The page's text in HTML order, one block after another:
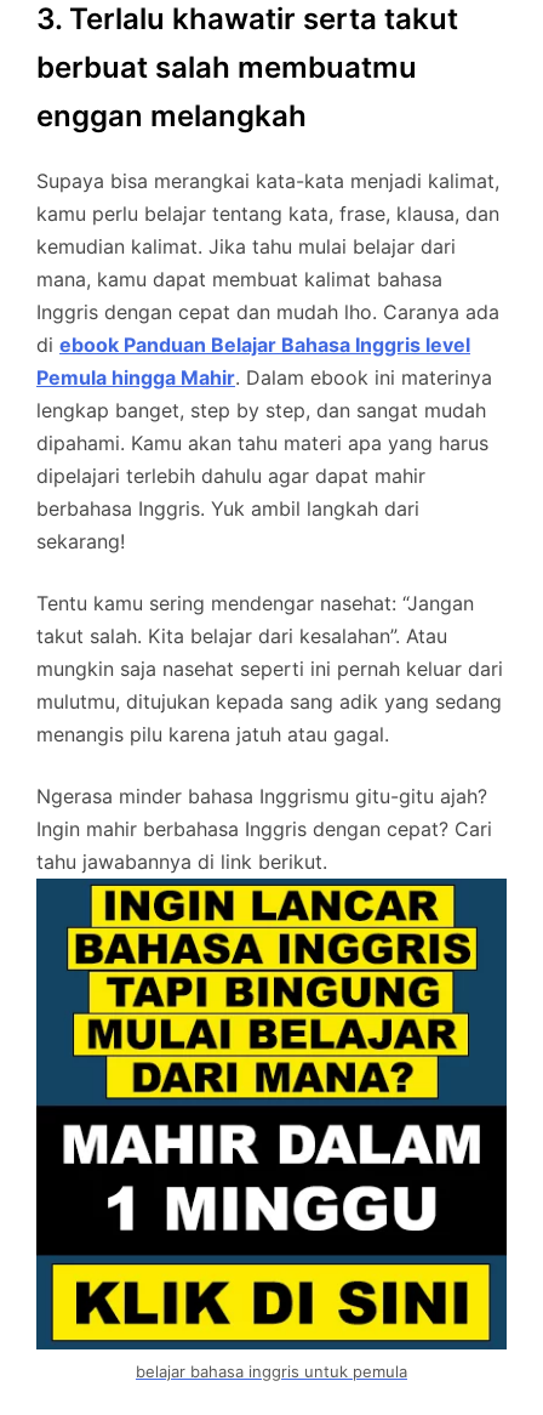
3. Terlalu khawatir serta takut
berbuat salah membuatmu
enggan melangkah
Supaya bisa merangkai kata-kata menjadi kalimat,
kamu perlu belajar tentang kata, frase, klausa, dan
kemudian kalimat. Jika tahu mulai belajar dari
mana, kamu dapat membuat kalimat bahasa
Inggris dengan cepat dan mudah lho. Caranya ada
di ebook Panduan Belajar Bahasa Inggris level
Pemula hingga Mahir. Dalam ebook ini materinya
lengkap banget, step by step, dan sangat mudah
dipahami. Kamu akan tahu materi apa yang harus
dipelajari terlebih dahulu agar dapat mahir
berbahasa Inggris. Yuk ambil langkah dari
sekarang!
Tentu kamu sering mendengar nasehat: “Jangan
takut salah. Kita belajar dari kesalahan”. Atau
mungkin saja nasehat seperti ini pernah keluar dari
mulutmu, ditujukan kepada sang adik yang sedang
menangis pilu karena jatuh atau gagal.
Ngerasa minder bahasa Inggrismu gitu-gitu ajah?
Ingin mahir berbahasa Inggris dengan cepat? Cari
tahu jawabannya di link berikut.
belajar bahasa inggris untuk pemula